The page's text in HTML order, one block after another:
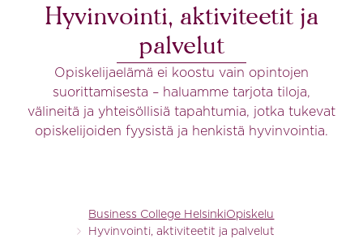
Hyvinvointi, aktiviteetit ja
palvelut
Opiskelijaelämä ei koostu vain opintojen
suorittamisesta – haluamme tarjota tiloja,
välineitä ja yhteisöllisiä tapahtumia, jotka tukevat
opiskelijoiden fyysistä ja henkistä hyvinvointia.
Business College HelsinkiOpiskelu
Hyvinvointi, aktiviteetit ja palvelut